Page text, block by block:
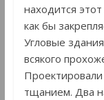
находится
как бы
Угловые
всякого
тщанием. Два